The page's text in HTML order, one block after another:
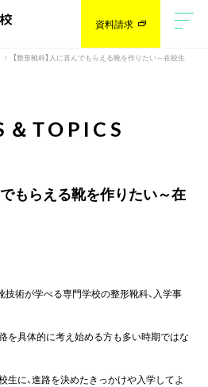
資料請求
【整形靴科】人に喜んでもらえる靴を作りたい～在校生
＆TOPICS
でもらえる靴を作りたい～在
技術が学べる専門学校の整形靴科、入学事
を具体的に考え始める方も多い時期ではな
生に、進路を決めたきっかけや入学してよ